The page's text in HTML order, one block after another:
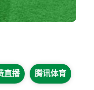
直播 腾讯体育